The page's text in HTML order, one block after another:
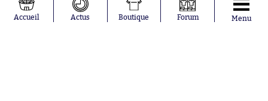
Nicolás
Tagliafico
France
Accueil Actus Boutique Forum Menu